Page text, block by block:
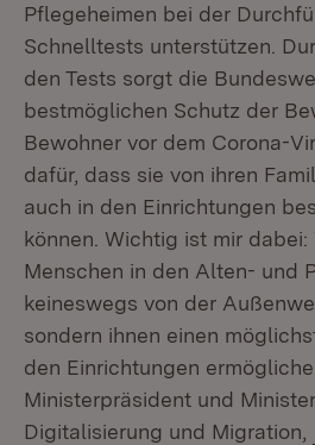
Pflegeheimen bei der
Schnelltests unterstützen.
den Tests sorgt die
bestmöglichen Schutz der
Bewohner vor dem Corona-
dafür, dass sie von ihren
auch in den Einrichtungen
können. Wichtig ist mir
Menschen in den Alten- und
keineswegs von der
sondern ihnen einen
den Einrichtungen
Ministerpräsident und
Digitalisierung und Migration,